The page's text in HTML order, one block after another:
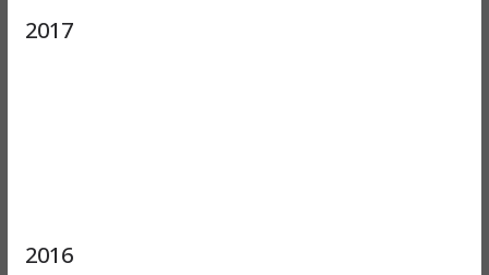
2017
2016